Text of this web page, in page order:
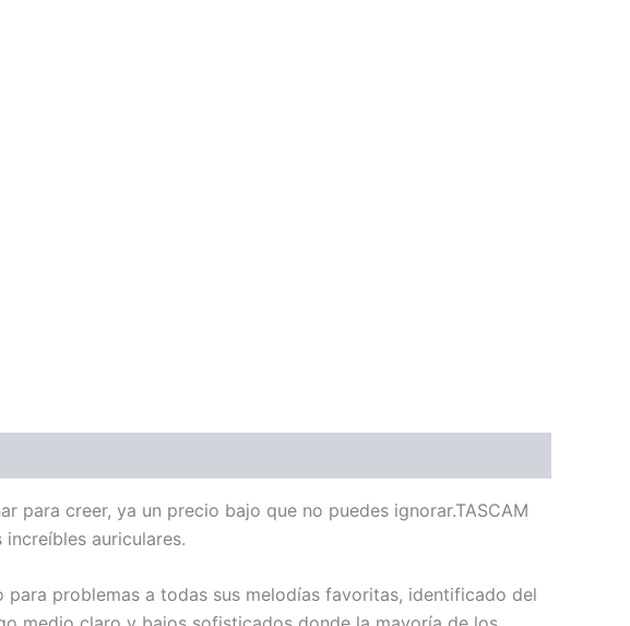
para creer, ya un precio bajo que no puedes ignorar.TASCAM
auriculares.
problemas a todas sus melodías favoritas, identificado del